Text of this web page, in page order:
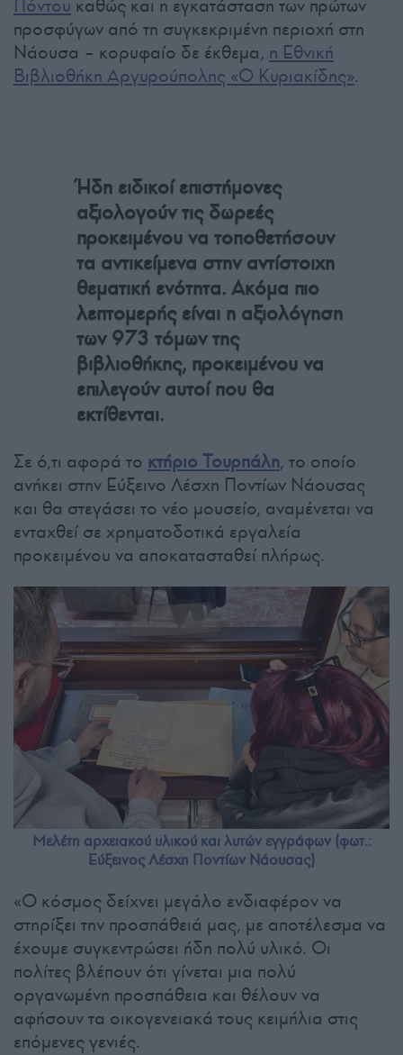
Πόντου καθώς και η εγκατάσταση των πρώτων
προσφύγων από τη συγκεκριμένη περιοχή στη
Νάουσα – κορυφαίο δε έκθεμα, η Εθνική
Βιβλιοθήκη Αργυρούπολης «Ο Κυριακίδης».
Ήδη ειδικοί επιστήμονες
αξιολογούν τις δωρεές
προκειμένου να τοποθετήσουν
τα αντικείμενα στην αντίστοιχη
θεματική ενότητα. Ακόμα πιο
λεπτομερής είναι η αξιολόγηση
των 973 τόμων της
βιβλιοθήκης, προκειμένου να
επιλεγούν αυτοί που θα
εκτίθενται.
Σε ό,τι αφορά το κτήριο Τουρπάλη, το οποίο
ανήκει στην Εύξεινο Λέσχη Ποντίων Νάουσας
και θα στεγάσει το νέο μουσείο, αναμένεται να
ενταχθεί σε χρηματοδοτικά εργαλεία
προκειμένου να αποκατασταθεί πλήρως.
Μελέτη αρχειακού υλικού και λυτών εγγράφων (φωτ.:
Εύξεινος Λέσχη Ποντίων Νάουσας)
«Ο κόσμος δείχνει μεγάλο ενδιαφέρον να
στηρίξει την προσπάθειά μας, με αποτέλεσμα να
έχουμε συγκεντρώσει ήδη πολύ υλικό. Οι
πολίτες βλέπουν ότι γίνεται μια πολύ
οργανωμένη προσπάθεια και θέλουν να
αφήσουν τα οικογενειακά τους κειμήλια στις
επόμενες γενιές.